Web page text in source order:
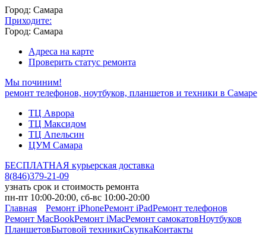
Город: Самара
Приходите:
Город: Самара
Адреса на карте
Проверить статус ремонта
Мы починим!
ремонт телефонов, ноутбуков, планшетов и техники в Самаре
ТЦ Аврора
ТЦ Максидом
ТЦ Апельсин
ЦУМ Самара
БЕСПЛАТНАЯ курьерская доставка
8(846)379-21-09
узнать срок и стоимость ремонта
пн-пт 10:00-20:00, сб-вс 10:00-20:00
Главная
Ремонт iPhoneРемонт iPadРемонт телефонов
Ремонт MacBookРемонт iMacРемонт самокатовНоутбуков
ПланшетовБытовой техникиСкупкаКонтакты